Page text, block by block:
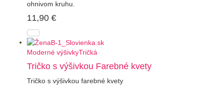
ohnivom kruhu.
11,90 €
Moderné výšivkyTričká
Tričko s výšivkou Farebné kvety
Tričko s výšivkou farebné kvety